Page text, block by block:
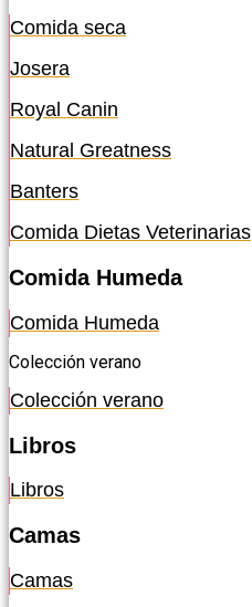
Comida seca
Josera
Royal Canin
Natural Greatness
Banters
Comida Dietas Veterinarias
Comida Humeda
Comida Humeda
Colección verano
Colección verano
Libros
Libros
Camas
Camas